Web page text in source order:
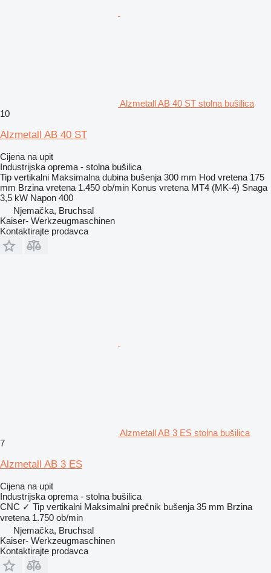
Alzmetall AB 40 ST stolna bušilica
10
Alzmetall AB 40 ST
Cijena na upit
Industrijska oprema - stolna bušilica
Tip vertikalni Maksimalna dubina bušenja 300 mm Hod vretena 175
mm Brzina vretena 1.450 ob/min Konus vretena MT4 (MK-4) Snaga
3,5 kW Napon 400
Njemačka, Bruchsal
Kaiser- Werkzeugmaschinen
Kontaktirajte prodavca
Alzmetall AB 3 ES stolna bušilica
7
Alzmetall AB 3 ES
Cijena na upit
Industrijska oprema - stolna bušilica
CNC ✓ Tip vertikalni Maksimalni prečnik bušenja 35 mm Brzina
vretena 1.750 ob/min
Njemačka, Bruchsal
Kaiser- Werkzeugmaschinen
Kontaktirajte prodavca